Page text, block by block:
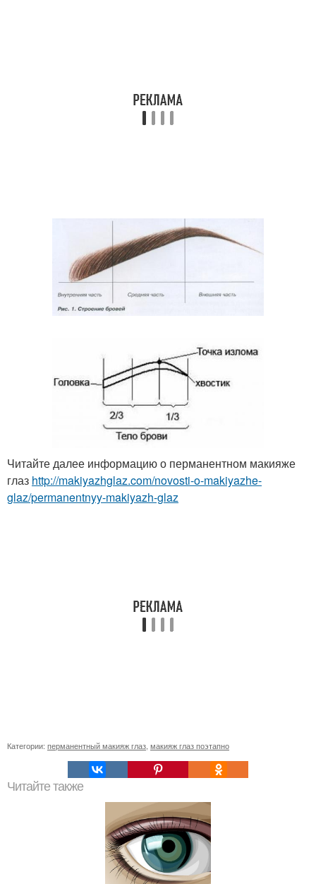
Читайте далее информацию о перманентном макияже
глаз http://makiyazhglaz.com/novosti-o-makiyazhe-
glaz/permanentnyy-makiyazh-glaz
Категории: перманентный макияж глаз, макияж глаз поэтапно
Читайте также